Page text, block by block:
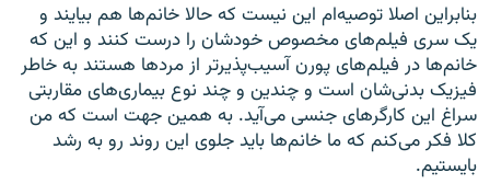
بنابراین اصلا توصیه‌ام این نیست که حالا خانم‌ها هم بیایند و
یک سری فیلم‌های مخصوص خودشان را درست کنند و این که
خانم‌ها در فیلم‌های پورن آسیب‌پذیرتر از مردها هستند به خاطر
فیزیک بدنی‌شان است و چندین و چند نوع بیماری‌های مقاربتی
سراغ این کارگرهای جنسی می‌آید. به همین جهت است که من
کلا فکر می‌کنم که ما خانم‌ها باید جلوی این روند رو به رشد
بایستیم.